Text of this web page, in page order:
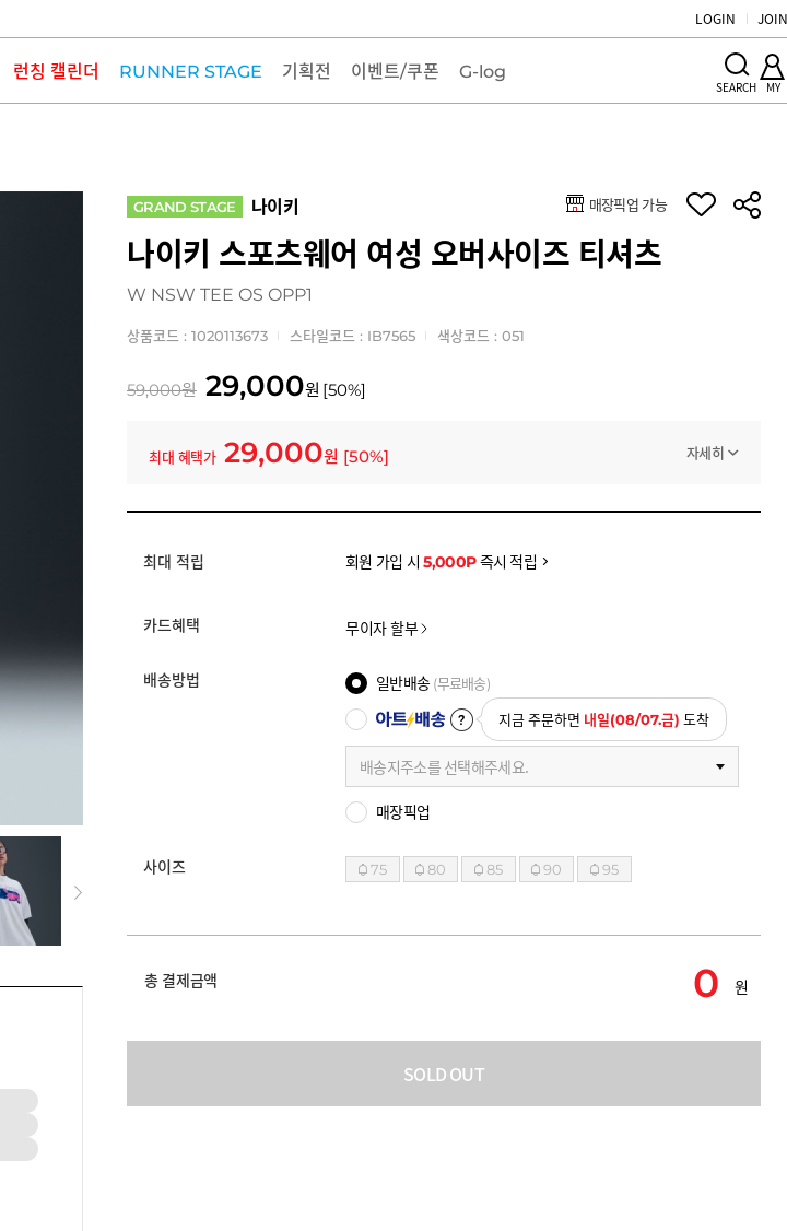
LOGIN
런칭 캘린더 RUNNER STAGE 기획전 이벤트/쿠폰 G-log
SEARCH MY
GRAND STAGE 나이키 매장픽업 가능
나이키 스포츠웨어 여성 오버사이즈 티셔츠
W NSW TEE OS OPP1
상품코드 : 1020113673 스타일코드 : IB7565 색상코드 : 051
59,000원 29,000원 [50%]
최대 혜택가 29,000원 [50%] 자세히
최대 적립 회원 가입 시5,000P즉시 적립
카드혜택 무이자 할부
배송방법 일반배송 (무료배송)
지금 주문하면 내일(08/07.금) 도착
배송지주소를 선택해주세요.
매장픽업
사이즈 75 80 85 90 95
총 결제금액 0 원
SOLD OUT